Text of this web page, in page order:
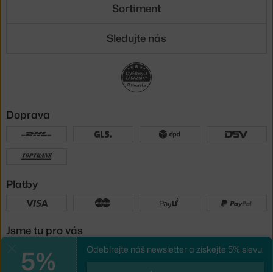
5% Odebírejte náš newsletter a získejte 5% slevu.
Sortiment
Sledujte nás
Doprava
Platby
Jsme tu pro vás